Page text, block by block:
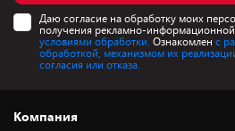
Даю согласие на обработку моих
получения рекламно-информационной
условиями обработки. Ознакомлен с
обработкой, механизмом их
согласия или отказа.
Компания